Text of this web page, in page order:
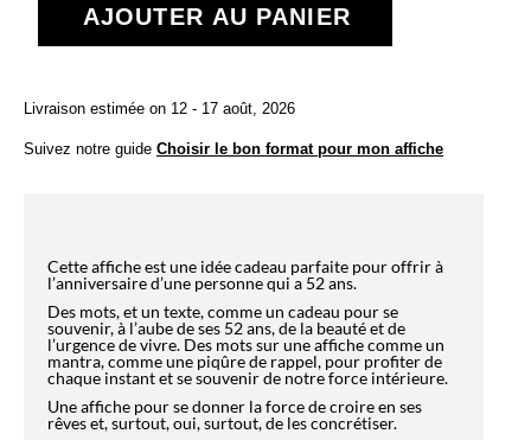
AJOUTER AU PANIER
Livraison estimée on 12 - 17 août, 2026
Suivez notre guide Choisir le bon format pour mon affiche
Cette affiche est une idée cadeau parfaite pour offrir à
l’anniversaire d’une personne qui a 52 ans.
Des mots, et un texte, comme un cadeau pour se
souvenir, à l’aube de ses 52 ans, de la beauté et de
l’urgence de vivre. Des mots sur une affiche comme un
mantra, comme une piqûre de rappel, pour profiter de
chaque instant et se souvenir de notre force intérieure.
Une affiche pour se donner la force de croire en ses
rêves et, surtout, oui, surtout, de les concrétiser.